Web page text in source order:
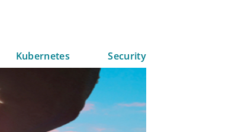
Kubernetes Security